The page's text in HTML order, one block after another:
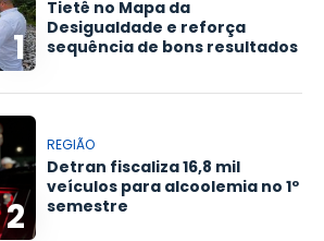
1
Tietê no Mapa da
Desigualdade e reforça
sequência de bons resultados
2
REGIÃO
Detran fiscaliza 16,8 mil
veículos para alcoolemia no 1º
semestre